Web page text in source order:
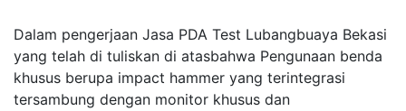
Dalam pengerjaan Jasa PDA Test Lubangbuaya Bekasi
yang telah di tuliskan di atasbahwa Pengunaan benda
khusus berupa impact hammer yang terintegrasi
tersambung dengan monitor khusus dan